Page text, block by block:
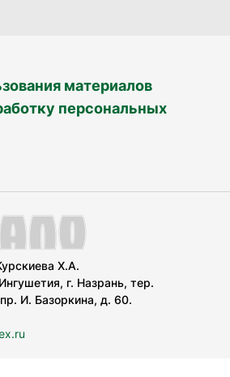
материалов
персональных
Х.А.
г. Назрань, тер.
И. Базоркина, д. 60.